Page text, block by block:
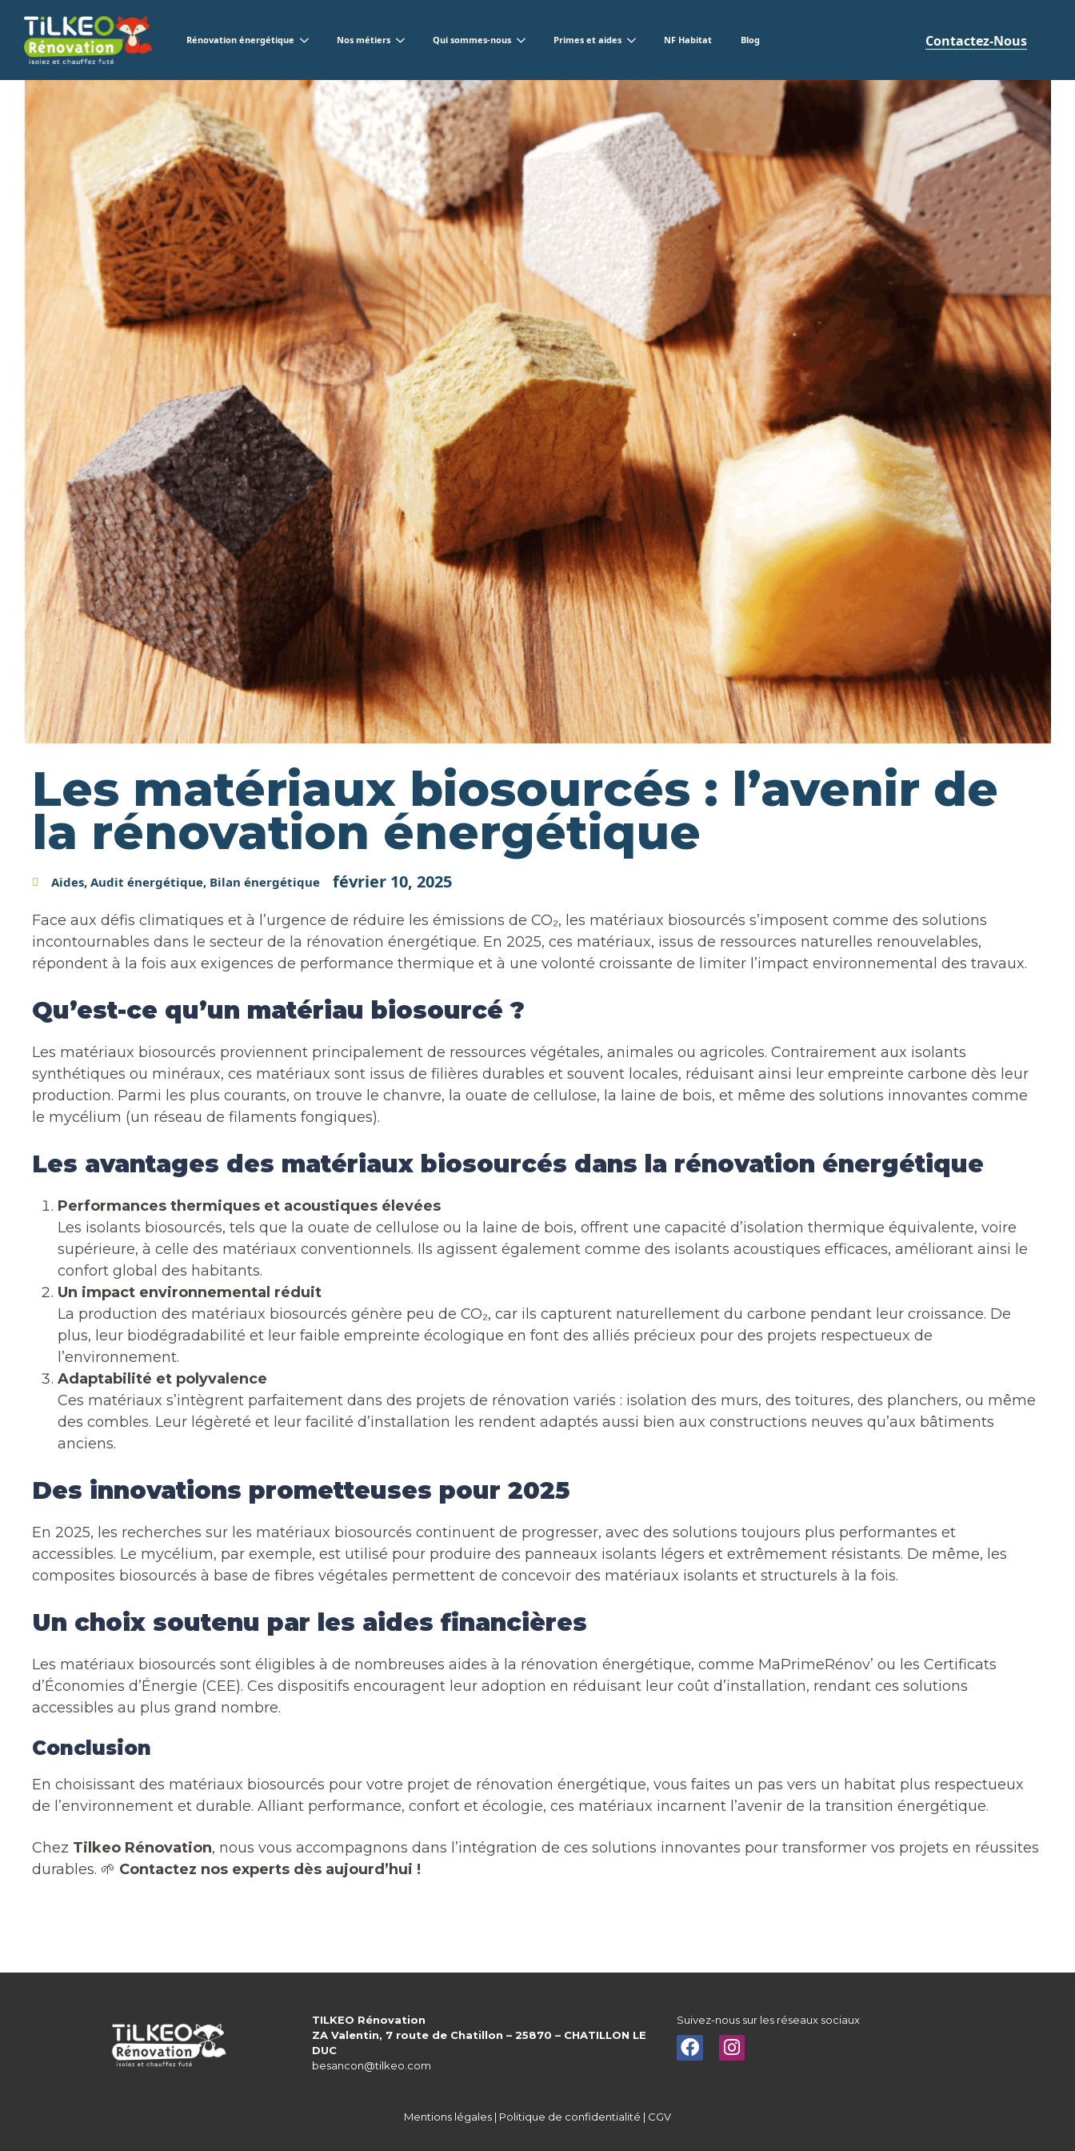
Rénovation énergétique Nos métiers Qui sommes-nous Primes et aides NF Habitat Blog Contactez-Nous
Les matériaux biosourcés : l’avenir de
la rénovation énergétique
Aides, Audit énergétique, Bilan énergétique février 10, 2025
Face aux défis climatiques et à l’urgence de réduire les émissions de CO₂, les matériaux biosourcés s’imposent comme des solutions
incontournables dans le secteur de la rénovation énergétique. En 2025, ces matériaux, issus de ressources naturelles renouvelables,
répondent à la fois aux exigences de performance thermique et à une volonté croissante de limiter l’impact environnemental des travaux.
Qu’est-ce qu’un matériau biosourcé ?
Les matériaux biosourcés proviennent principalement de ressources végétales, animales ou agricoles. Contrairement aux isolants
synthétiques ou minéraux, ces matériaux sont issus de filières durables et souvent locales, réduisant ainsi leur empreinte carbone dès leur
production. Parmi les plus courants, on trouve le chanvre, la ouate de cellulose, la laine de bois, et même des solutions innovantes comme
le mycélium (un réseau de filaments fongiques).
Les avantages des matériaux biosourcés dans la rénovation énergétique
Performances thermiques et acoustiques élevées
Les isolants biosourcés, tels que la ouate de cellulose ou la laine de bois, offrent une capacité d’isolation thermique équivalente, voire
supérieure, à celle des matériaux conventionnels. Ils agissent également comme des isolants acoustiques efficaces, améliorant ainsi le
confort global des habitants.
Un impact environnemental réduit
La production des matériaux biosourcés génère peu de CO₂, car ils capturent naturellement du carbone pendant leur croissance. De
plus, leur biodégradabilité et leur faible empreinte écologique en font des alliés précieux pour des projets respectueux de
l’environnement.
Adaptabilité et polyvalence
Ces matériaux s’intègrent parfaitement dans des projets de rénovation variés : isolation des murs, des toitures, des planchers, ou même
des combles. Leur légèreté et leur facilité d’installation les rendent adaptés aussi bien aux constructions neuves qu’aux bâtiments
anciens.
Des innovations prometteuses pour 2025
En 2025, les recherches sur les matériaux biosourcés continuent de progresser, avec des solutions toujours plus performantes et
accessibles. Le mycélium, par exemple, est utilisé pour produire des panneaux isolants légers et extrêmement résistants. De même, les
composites biosourcés à base de fibres végétales permettent de concevoir des matériaux isolants et structurels à la fois.
Un choix soutenu par les aides financières
Les matériaux biosourcés sont éligibles à de nombreuses aides à la rénovation énergétique, comme MaPrimeRénov’ ou les Certificats
d’Économies d’Énergie (CEE). Ces dispositifs encouragent leur adoption en réduisant leur coût d’installation, rendant ces solutions
accessibles au plus grand nombre.
Conclusion
En choisissant des matériaux biosourcés pour votre projet de rénovation énergétique, vous faites un pas vers un habitat plus respectueux
de l’environnement et durable. Alliant performance, confort et écologie, ces matériaux incarnent l’avenir de la transition énergétique.
Chez Tilkeo Rénovation, nous vous accompagnons dans l’intégration de ces solutions innovantes pour transformer vos projets en réussites
durables. 🌱 Contactez nos experts dès aujourd’hui !
TILKEO Rénovation
ZA Valentin, 7 route de Chatillon – 25870 – CHATILLON LE
DUC
besancon@tilkeo.com
Suivez-nous sur les réseaux sociaux
Mentions légales | Politique de confidentialité | CGV